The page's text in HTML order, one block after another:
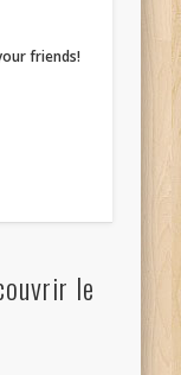
friends!
le